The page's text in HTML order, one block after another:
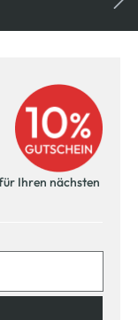
Ihren nächsten